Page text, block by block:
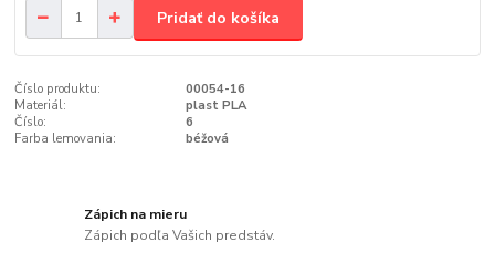
Pridať do košíka
Číslo produktu:
00054-16
Materiál:
plast PLA
Číslo:
6
Farba lemovania:
béžová
Zápich na mieru
Zápich podľa Vašich predstáv.